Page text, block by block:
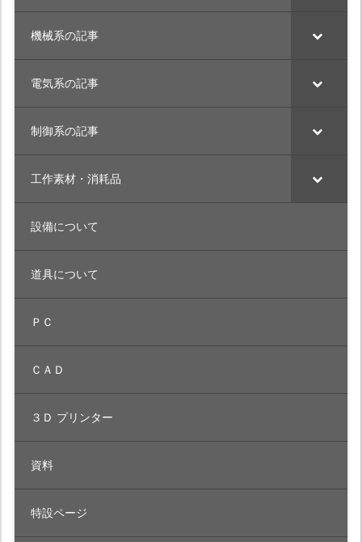
機械系の記事
電気系の記事
制御系の記事
工作素材・消耗品
設備について
道具について
ＰＣ
ＣＡＤ
３Ｄ プリンター
資料
特設ページ